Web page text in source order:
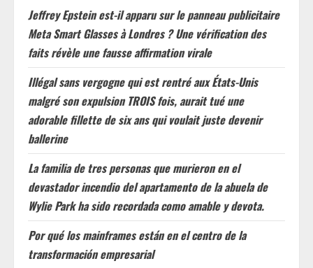
Jeffrey Epstein est-il apparu sur le panneau publicitaire
Meta Smart Glasses à Londres ? Une vérification des
faits révèle une fausse affirmation virale
Illégal sans vergogne qui est rentré aux États-Unis
malgré son expulsion TROIS fois, aurait tué une
adorable fillette de six ans qui voulait juste devenir
ballerine
La familia de tres personas que murieron en el
devastador incendio del apartamento de la abuela de
Wylie Park ha sido recordada como amable y devota.
Por qué los mainframes están en el centro de la
transformación empresarial